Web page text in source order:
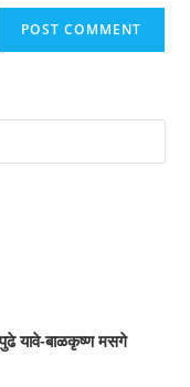
पुढे यावे-बाळकृष्ण मसगे